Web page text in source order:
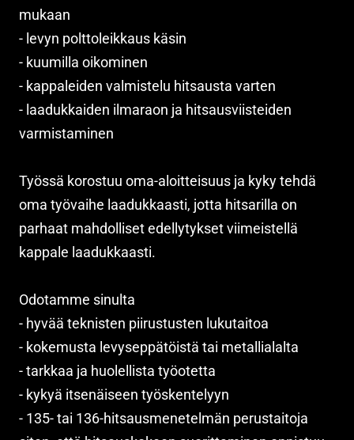
mukaan
- levyn polttoleikkaus käsin
- kuumilla oikominen
- kappaleiden valmistelu hitsausta varten
- laadukkaiden ilmaraon ja hitsausviisteiden
varmistaminen
Työssä korostuu oma-aloitteisuus ja kyky tehdä
oma työvaihe laadukkaasti, jotta hitsarilla on
parhaat mahdolliset edellytykset viimeistellä
kappale laadukkaasti.
Odotamme sinulta
- hyvää teknisten piirustusten lukutaitoa
- kokemusta levyseppätöistä tai metallialalta
- tarkkaa ja huolellista työotetta
- kykyä itsenäiseen työskentelyyn
- 135- tai 136-hitsausmenetelmän perustaitoja